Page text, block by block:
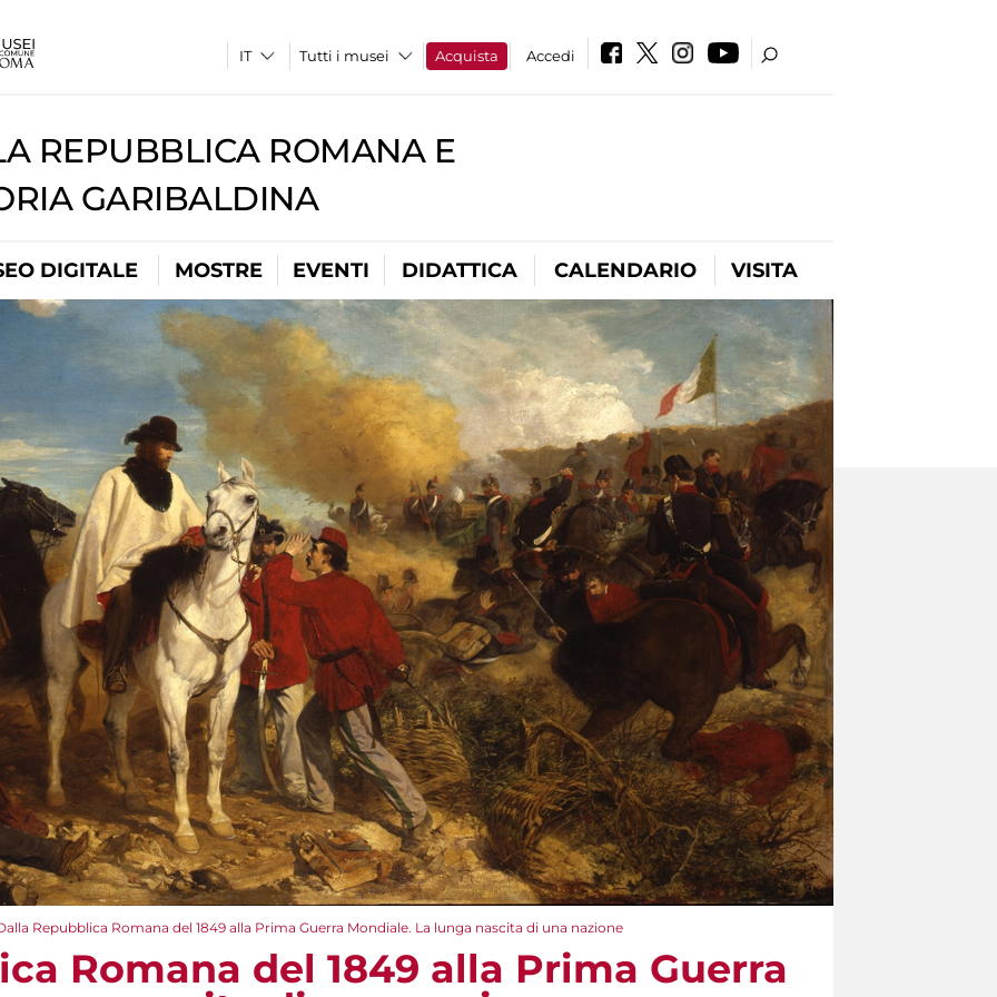
Tutti i musei Acquista Accedi
REPUBBLICA ROMANA E
GARIBALDINA
DIGITALE MOSTRE EVENTI DIDATTICA CALENDARIO VISITA
Repubblica Romana del 1849 alla Prima Guerra Mondiale. La lunga nascita di una nazione
Romana del 1849 alla Prima Guerra